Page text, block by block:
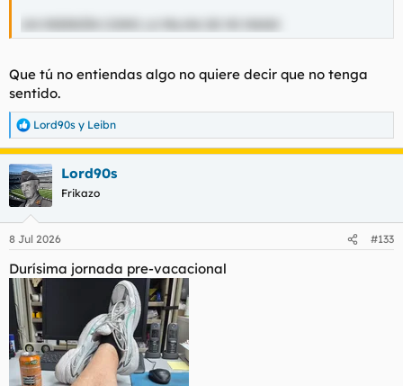
Que tú no entiendas algo no quiere decir que no tenga
sentido.
R
e
a
c
c
i
e
:
Lord90s y Leibn
Lord90s
Frikazo
8 Jul 2026 #133
Durísima jornada pre-vacacional